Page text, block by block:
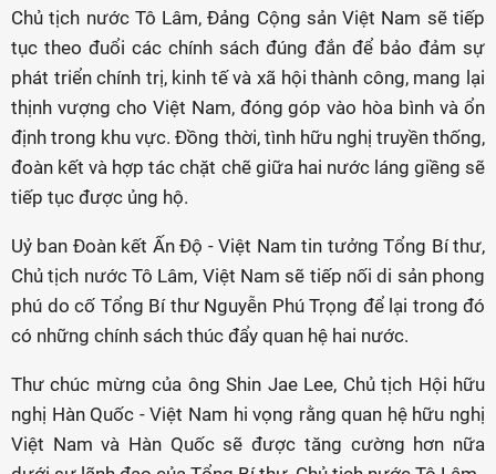
Chủ tịch nước Tô Lâm, Đảng Cộng sản Việt Nam sẽ tiếp
tục theo đuổi các chính sách đúng đắn để bảo đảm sự
phát triển chính trị, kinh tế và xã hội thành công, mang lại
thịnh vượng cho Việt Nam, đóng góp vào hòa bình và ổn
định trong khu vực. Đồng thời, tình hữu nghị truyền thống,
đoàn kết và hợp tác chặt chẽ giữa hai nước láng giềng sẽ
tiếp tục được ủng hộ.
Uỷ ban Đoàn kết Ấn Độ - Việt Nam tin tưởng Tổng Bí thư,
Chủ tịch nước Tô Lâm, Việt Nam sẽ tiếp nối di sản phong
phú do cố Tổng Bí thư Nguyễn Phú Trọng để lại trong đó
có những chính sách thúc đẩy quan hệ hai nước.
Thư chúc mừng của ông Shin Jae Lee, Chủ tịch Hội hữu
nghị Hàn Quốc - Việt Nam hi vọng rằng quan hệ hữu nghị
Việt Nam và Hàn Quốc sẽ được tăng cường hơn nữa